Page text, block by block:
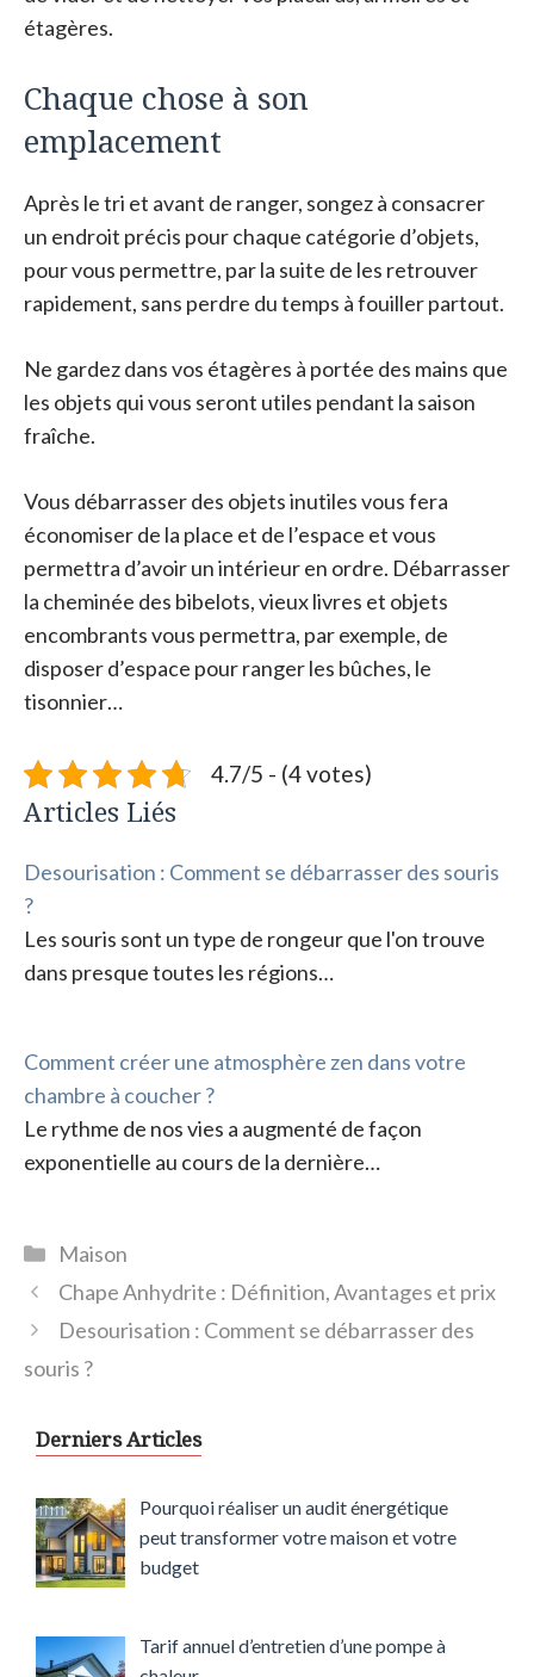
étagères.
Chaque chose à son
emplacement
Après le tri et avant de ranger, songez à consacrer
un endroit précis pour chaque catégorie d’objets,
pour vous permettre, par la suite de les retrouver
rapidement, sans perdre du temps à fouiller partout.
Ne gardez dans vos étagères à portée des mains que
les objets qui vous seront utiles pendant la saison
fraîche.
Vous débarrasser des objets inutiles vous fera
économiser de la place et de l’espace et vous
permettra d’avoir un intérieur en ordre. Débarrasser
la cheminée des bibelots, vieux livres et objets
encombrants vous permettra, par exemple, de
disposer d’espace pour ranger les bûches, le
tisonnier…
4.7/5 - (4 votes)
Articles Liés
Desourisation : Comment se débarrasser des souris
?
Les souris sont un type de rongeur que l'on trouve
dans presque toutes les régions…
Comment créer une atmosphère zen dans votre
chambre à coucher ?
Le rythme de nos vies a augmenté de façon
exponentielle au cours de la dernière…
Catégories
Maison
Chape Anhydrite : Définition, Avantages et prix
Desourisation : Comment se débarrasser des
souris ?
Derniers Articles
Pourquoi réaliser un audit énergétique
peut transformer votre maison et votre
budget
Tarif annuel d’entretien d’une pompe à